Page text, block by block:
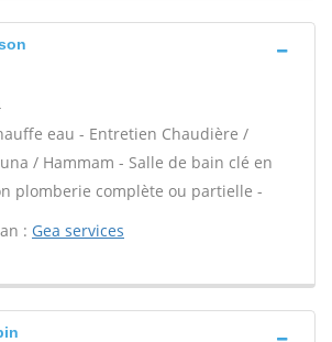
eau - Entretien Chaudière /
/ Hammam - Salle de bain clé en
plomberie complète ou partielle -
: Gea services